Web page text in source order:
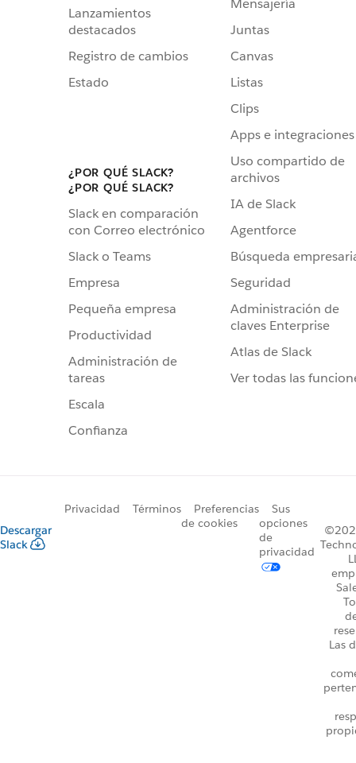
Lanzamientos
destacados
Registro de cambios
Estado
¿POR QUÉ SLACK?
¿POR QUÉ SLACK?
Slack en comparación
con Correo electrónico
Slack o Teams
Empresa
Pequeña empresa
Productividad
Administración de
tareas
Escala
Confianza
Mensajería
Juntas
Canvas
Listas
Clips
Apps e integraciones
Uso compartido de
archivos
IA de Slack
Agentforce
Búsqueda
Seguridad
Administración de
claves Enterprise
Atlas de Slack
Ver todas las
Descargar
Slack
Privacidad Términos
Preferencias
de cookies
Sus
opciones
de
privacidad
Las